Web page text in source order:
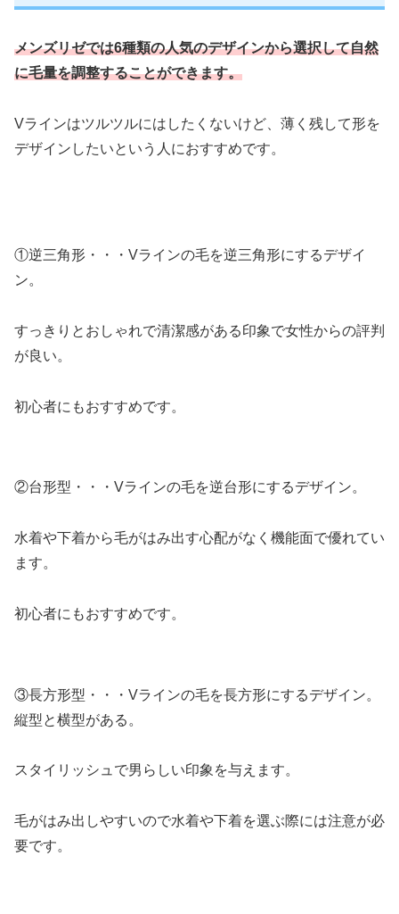
メンズリゼでは6種類の人気のデザインから選択して自然
に毛量を調整することができます。
Vラインはツルツルにはしたくないけど、薄く残して形を
デザインしたいという人におすすめです。
①逆三角形・・・Vラインの毛を逆三角形にするデザイ
ン。
すっきりとおしゃれで清潔感がある印象で女性からの評判
が良い。
初心者にもおすすめです。
②台形型・・・Vラインの毛を逆台形にするデザイン。
水着や下着から毛がはみ出す心配がなく機能面で優れてい
ます。
初心者にもおすすめです。
③長方形型・・・Vラインの毛を長方形にするデザイン。
縦型と横型がある。
スタイリッシュで男らしい印象を与えます。
毛がはみ出しやすいので水着や下着を選ぶ際には注意が必
要です。